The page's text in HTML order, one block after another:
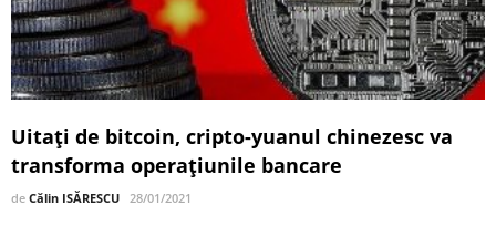
Uitați de bitcoin, cripto-yuanul chinezesc va
transforma operațiunile bancare
de Călin ISĂRESCU 28/01/2021